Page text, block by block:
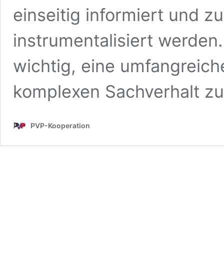
einseitig informiert und
instrumentalisiert
wichtig, eine
komplexen Sachverhalt
PVP-Kooperation